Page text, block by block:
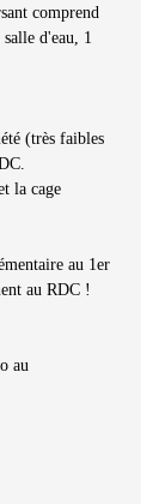
comprend
d'eau, 1
(très faibles
la cage
au 1er
au RDC !
au